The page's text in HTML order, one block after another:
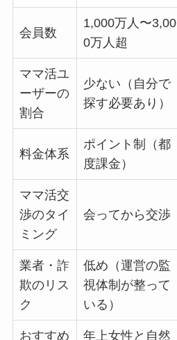
会員数
1,000万人〜3,00
0万人超
ママ活ユ
ーザーの
割合
少ない（自分で
探す必要あり）
料金体系
ポイント制（都
度課金）
ママ活交
渉のタイ
ミング
会ってから交渉
業者・詐
欺のリス
ク
低め（運営の監
視体制が整って
いる）
おすすめ
年上女性と自然